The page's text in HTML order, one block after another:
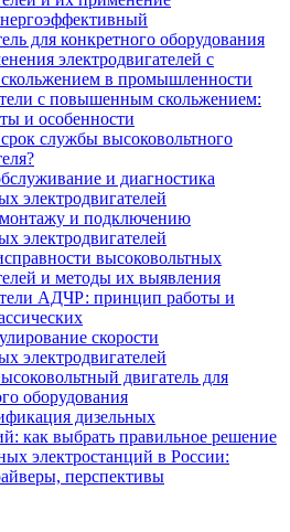
для конкретного оборудования
электродвигателей с
в промышленности
с повышенным скольжением:
и особенности
службы высоковольтного
и диагностика
электродвигателей
и подключению
электродвигателей
высоковольтных
и методы их выявления
АДЧР: принцип работы и
скорости
электродвигателей
двигатель для
оборудования
дизельных
как выбрать правильное решение
электростанций в России:
перспективы